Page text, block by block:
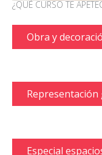
¿QUÉ CURSO TE
Obra y
Especial